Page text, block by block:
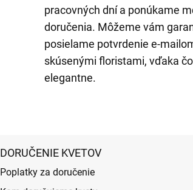
pracovných dní a ponúkame
doručenia. Môžeme vám
posielame potvrdenie e-
skúsenými floris­tami, vďaka
elegantne.
DORUČENIE KVETOV
Poplatky za doručenie